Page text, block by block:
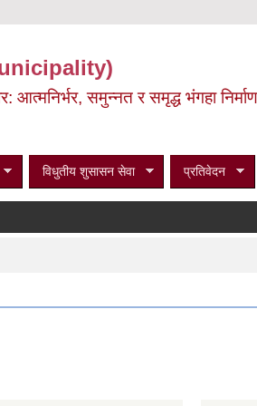
आत्मनिर्भर, समुन्नत र समृद्ध भंगहा
विधुतीय शुसासन सेवा प्रतिवेदन